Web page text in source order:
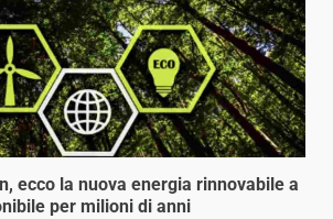
ecco la nuova energia rinnovabile a
per milioni di anni